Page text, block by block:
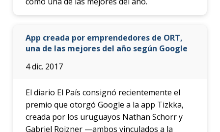
App creada por emprendedores de ORT,
una de las mejores del año según Google
4 dic. 2017
El diario El País consignó recientemente el
premio que otorgó Google a la app Tizkka,
creada por los uruguayos Nathan Schorr y
Gabriel Roizner —ambos vinculados a la